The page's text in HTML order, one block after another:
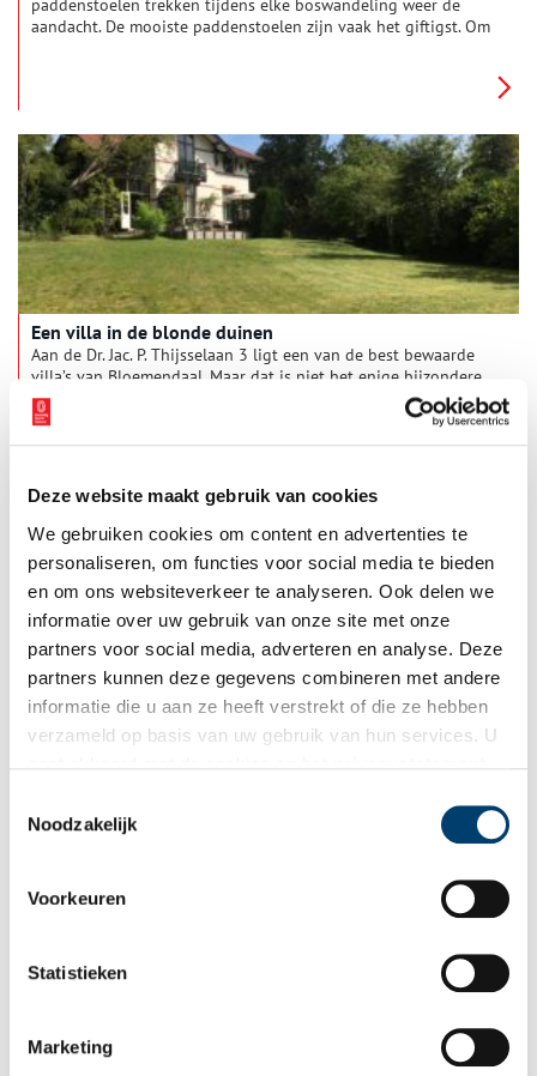
Deze website maakt gebruik van cookies
We gebruiken cookies om content en advertenties te
personaliseren, om functies voor social media te bieden
en om ons websiteverkeer te analyseren. Ook delen we
informatie over uw gebruik van onze site met onze
partners voor social media, adverteren en analyse. Deze
partners kunnen deze gegevens combineren met andere
informatie die u aan ze heeft verstrekt of die ze hebben
verzameld op basis van uw gebruik van hun services. U
Noodzakelijk
Voorkeuren
Statistieken
Marketing
paddenstoelen trekken tijdens elke boswandeling weer de
aandacht. De mooiste paddenstoelen zijn vaak het giftigst. Om
Een villa in de blonde duinen
Aan de Dr. Jac. P. Thijsselaan 3 ligt een van de best bewaarde
villa’s van Bloemendaal. Maar dat is niet het enige bijzondere
aan dit provinciale monument. Villa Binnenduin, zoals het
woonhuis genoemd wordt, werd jarenlang bewoond door
auteur en natuurvriend Jac. P. Thijsse. De schrijver van de
de straat naar hem vernoemd is.
Met Jan Feith door de Kennemerduinen (1933)
Deze zomer neemt Jan Feith je mee op reis door onze
provincie. Zijn historische teksten uit het album ‘Zwerftochten
week: ‘Wandelen door Haarlem’s duinstreek’.